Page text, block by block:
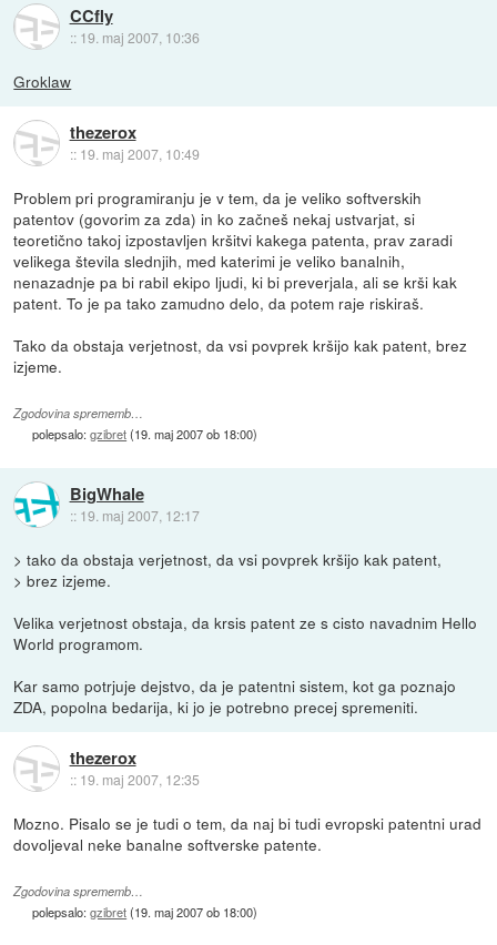
CCfly
:: 19. maj 2007, 10:36
Groklaw
thezerox
:: 19. maj 2007, 10:49
Problem pri programiranju je v tem, da je veliko softverskih
patentov (govorim za zda) in ko začneš nekaj ustvarjat, si
teoretično takoj izpostavljen kršitvi kakega patenta, prav zaradi
velikega števila slednjih, med katerimi je veliko banalnih,
nenazadnje pa bi rabil ekipo ljudi, ki bi preverjala, ali se krši kak
patent. To je pa tako zamudno delo, da potem raje riskiraš.
Tako da obstaja verjetnost, da vsi povprek kršijo kak patent, brez
izjeme.
Zgodovina sprememb…
polepsalo:gzibret(19. maj 2007 ob 18:00)
BigWhale
:: 19. maj 2007, 12:17
> tako da obstaja verjetnost, da vsi povprek kršijo kak patent,
> brez izjeme.
Velika verjetnost obstaja, da krsis patent ze s cisto navadnim Hello
World programom.
Kar samo potrjuje dejstvo, da je patentni sistem, kot ga poznajo
ZDA, popolna bedarija, ki jo je potrebno precej spremeniti.
thezerox
:: 19. maj 2007, 12:35
Mozno. Pisalo se je tudi o tem, da naj bi tudi evropski patentni urad
dovoljeval neke banalne softverske patente.
Zgodovina sprememb…
polepsalo:gzibret(19. maj 2007 ob 18:00)